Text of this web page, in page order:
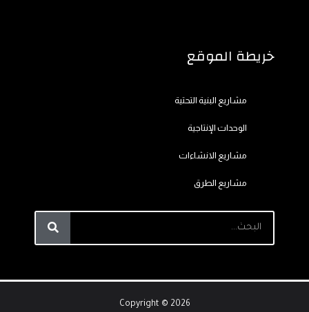
خريطة الموقع
مشاريع البنية التحتية
الوحدات الإنتاجية
مشاريع الانشاءات
مشاريع الطرق
Copyright © 2026